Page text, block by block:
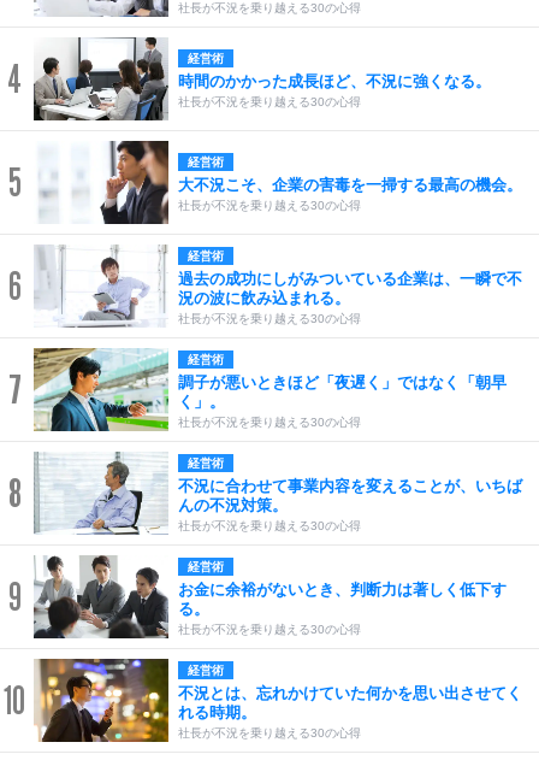
社長が不況を乗り越える30の心得
4 経営術
時間のかかった成長ほど、不況に強くなる。
社長が不況を乗り越える30の心得
5 経営術
大不況こそ、企業の害毒を一掃する最高の機会。
社長が不況を乗り越える30の心得
6
経営術
過去の成功にしがみついている企業は、一瞬で不
況の波に飲み込まれる。
社長が不況を乗り越える30の心得
7
経営術
調子が悪いときほど「夜遅く」ではなく「朝早
く」。
社長が不況を乗り越える30の心得
8
経営術
不況に合わせて事業内容を変えることが、いちば
んの不況対策。
社長が不況を乗り越える30の心得
9
経営術
お金に余裕がないとき、判断力は著しく低下す
る。
社長が不況を乗り越える30の心得
10
経営術
不況とは、忘れかけていた何かを思い出させてく
れる時期。
社長が不況を乗り越える30の心得